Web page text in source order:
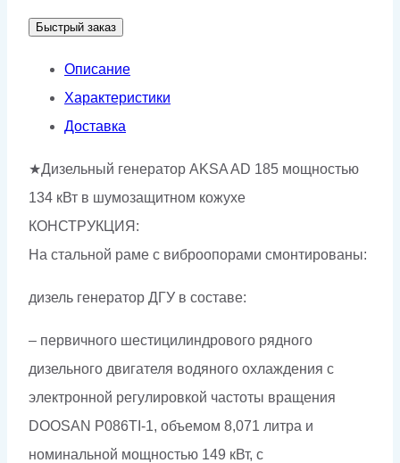
в
кожухе
Быстрый заказ
Описание
Характеристики
Доставка
★Дизельный генератор AKSA AD 185 мощностью
134 кВт в шумозащитном кожухе
КОНСТРУКЦИЯ:
На стальной раме с виброопорами смонтированы:
дизель генератор ДГУ в составе:
– первичного шестицилиндрового рядного
дизельного двигателя водяного охлаждения с
электронной регулировкой частоты вращения
DOOSAN P086TI-1, объемом 8,071 литра и
номинальной мощностью 149 кВт, с